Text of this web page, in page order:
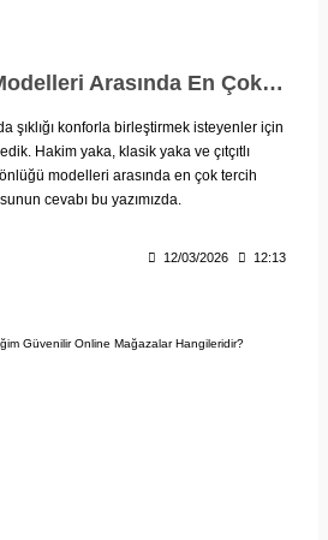
Doktor Önlüğü Modelleri Arasında En Çok Tercih Edilenler Hangileridir?
şıklığı konforla birleştirmek isteyenler için
Hakim yaka, klasik yaka ve çıtçıtlı
modelleri arasında en çok tercih
cevabı bu yazımızda.
12/03/2026 12:13